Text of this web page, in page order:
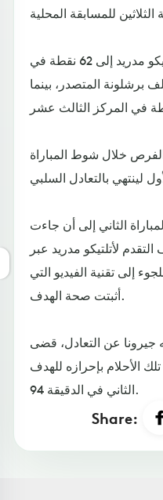
وبهذا الفوز، ارتفع رصيد أتلتيكو مدريد إلى 62 نقطة في
برشلونة المتصدر، بينما
خلال شوط المباراة
الثاني إلى أن جاءت
هدف التقدم لأتلتيكو مدريد عبر
إلى تقنية الفيديو التي
أثبتت صحة الهدف.
عن التعادل، قضى
الأحلام بإحرازه للهدف
الثاني في الدقيقة 94.
Share: